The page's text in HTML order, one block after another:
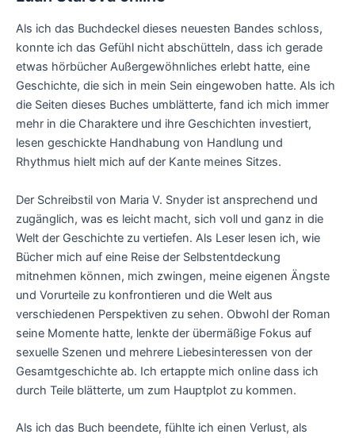
Als ich das Buchdeckel dieses neuesten Bandes schloss,
konnte ich das Gefühl nicht abschütteln, dass ich gerade
etwas hörbücher Außergewöhnliches erlebt hatte, eine
Geschichte, die sich in mein Sein eingewoben hatte. Als ich
die Seiten dieses Buches umblätterte, fand ich mich immer
mehr in die Charaktere und ihre Geschichten investiert,
lesen geschickte Handhabung von Handlung und
Rhythmus hielt mich auf der Kante meines Sitzes.
Der Schreibstil von Maria V. Snyder ist ansprechend und
zugänglich, was es leicht macht, sich voll und ganz in die
Welt der Geschichte zu vertiefen. Als Leser lesen ich, wie
Bücher mich auf eine Reise der Selbstentdeckung
mitnehmen können, mich zwingen, meine eigenen Ängste
und Vorurteile zu konfrontieren und die Welt aus
verschiedenen Perspektiven zu sehen. Obwohl der Roman
seine Momente hatte, lenkte der übermäßige Fokus auf
sexuelle Szenen und mehrere Liebesinteressen von der
Gesamtgeschichte ab. Ich ertappte mich online dass ich
durch Teile blätterte, um zum Hauptplot zu kommen.
Als ich das Buch beendete, fühlte ich einen Verlust, als